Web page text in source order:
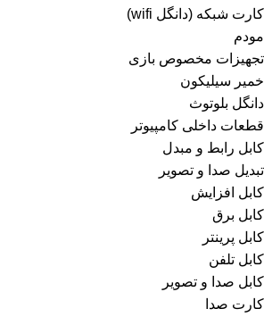
کارت شبکه (دانگل wifi)
مودم
تجهیزات مخصوص بازی
خمیر سیلیکون
دانگل بلوتوث
قطعات داخلی کامپیوتر
کابل رابط و مبدل
تبدیل صدا و تصویر
کابل افزایش
کابل برق
کابل پرینتر
کابل تلفن
کابل صدا و تصویر
کارت صدا